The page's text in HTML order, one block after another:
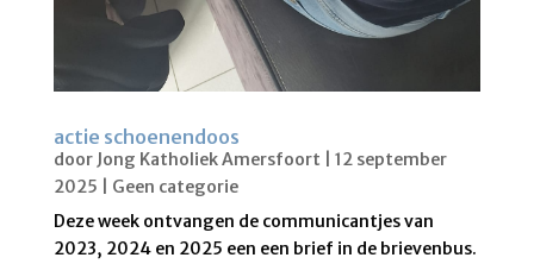
actie schoenendoos
door Jong Katholiek Amersfoort
12 september
2025
Geen categorie
Deze week ontvangen de communicantjes van
2023, 2024 en 2025 een een brief in de brievenbus.